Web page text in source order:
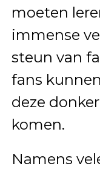
moeten
immense
steun van
fans
deze
komen.
Namens